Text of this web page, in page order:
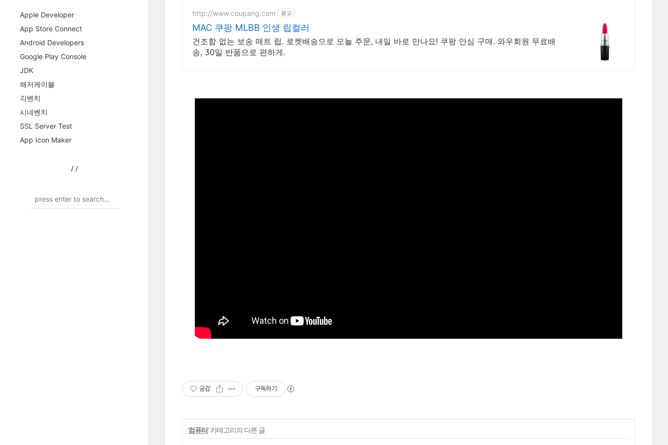
Apple Developer
App Store Connect
Android Developers
Google Play Console
JDK
해저케이블
긱벤치
시네벤치
SSL Server Test
App Icon Maker
/ /
http://www.coupang.com 광고
MAC 쿠팡 MLBB 인생 립컬러
건조함 없는 보송 매트 립. 로켓배송으로 오늘 주문, 내일 바로 만나요! 쿠팡 안심 구매. 와우회원 무료배
송, 30일 반품으로 편하게.
공감 구독하기
'컴퓨터' 카테고리의 다른 글